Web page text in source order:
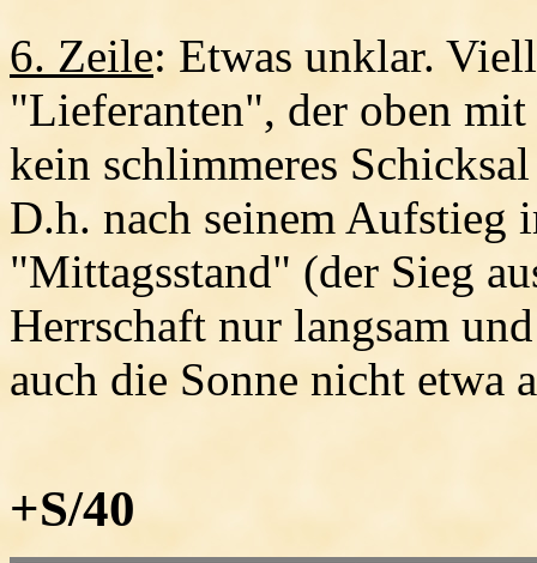
6. Zeile: Etwas unklar.
"Lieferanten", der oben
kein schlimmeres
D.h. nach seinem Aufstieg
"Mittagsstand" (der Sieg
Herrschaft nur langsam
auch die Sonne nicht etwa
+S/40